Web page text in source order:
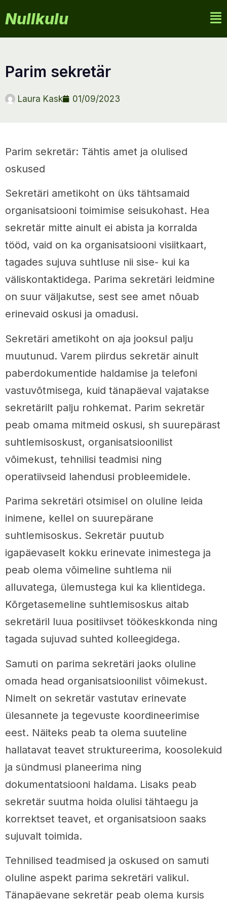
Nullkulu
parim sekretär
Laura Kask 01/09/2023
Parim sekretär: Tähtis amet ja olulised
oskused
Sekretäri ametikoht on üks tähtsamaid
organisatsiooni toimimise seisukohast. Hea
sekretär mitte ainult ei abista ja korralda
tööd, vaid on ka organisatsiooni visiitkaart,
tagades sujuva suhtluse nii sise- kui ka
väliskontaktidega. Parima sekretäri leidmine
on suur väljakutse, sest see amet nõuab
erinevaid oskusi ja omadusi.
Sekretäri ametikoht on aja jooksul palju
muutunud. Varem piirdus sekretär ainult
paberdokumentide haldamise ja telefoni
vastuvõtmisega, kuid tänapäeval vajatakse
sekretärilt palju rohkemat. Parim sekretär
peab omama mitmeid oskusi, sh suurepärast
suhtlemisoskust, organisatsioonilist
võimekust, tehnilisi teadmisi ning
operatiivseid lahendusi probleemidele.
Parima sekretäri otsimisel on oluline leida
inimene, kellel on suurepärane
suhtlemisoskus. Sekretär puutub
igapäevaselt kokku erinevate inimestega ja
peab olema võimeline suhtlema nii
alluvatega, ülemustega kui ka klientidega.
Kõrgetasemeline suhtlemisoskus aitab
sekretäril luua positiivset töökeskkonda ning
tagada sujuvad suhted kolleegidega.
Samuti on parima sekretäri jaoks oluline
omada head organisatsioonilist võimekust.
Nimelt on sekretär vastutav erinevate
ülesannete ja tegevuste koordineerimise
eest. Näiteks peab ta olema suuteline
hallatavat teavet struktureerima, koosolekuid
ja sündmusi planeerima ning
dokumentatsiooni haldama. Lisaks peab
sekretär suutma hoida olulisi tähtaegu ja
korrektset teavet, et organisatsioon saaks
sujuvalt toimida.
Tehnilised teadmised ja oskused on samuti
oluline aspekt parima sekretäri valikul.
Tänapäevane sekretär peab olema kursis